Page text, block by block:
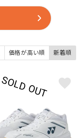
価格が高い順 新着順